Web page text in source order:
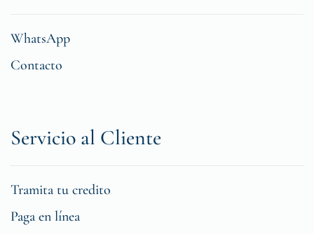
WhatsApp
Contacto
Servicio al Cliente
Tramita tu credito
Paga en línea